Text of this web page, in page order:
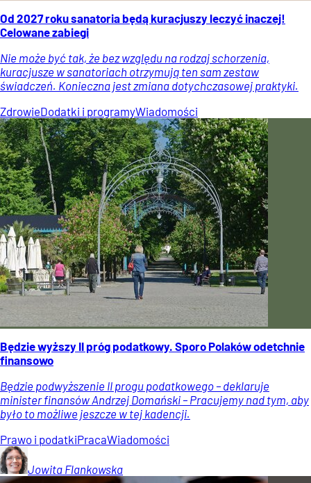
Od 2027 roku sanatoria będą kuracjuszy leczyć inaczej!
Celowane zabiegi
Nie może być tak, że bez względu na rodzaj schorzenia,
kuracjusze w sanatoriach otrzymują ten sam zestaw
świadczeń. Konieczna jest zmiana dotychczasowej praktyki.
ZdrowieDodatki i programyWiadomości
Będzie wyższy II próg podatkowy. Sporo Polaków odetchnie
finansowo
Będzie podwyższenie II progu podatkowego – deklaruje
minister finansów Andrzej Domański – Pracujemy nad tym, aby
było to możliwe jeszcze w tej kadencji.
Prawo i podatkiPracaWiadomości
Jowita Flankowska